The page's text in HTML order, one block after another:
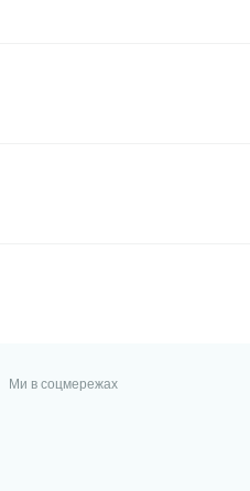
Ми в соцмережах